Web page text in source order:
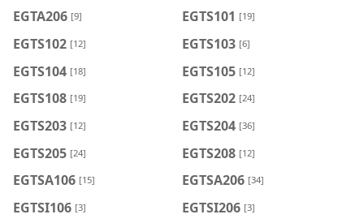
EGTA206 [9] EGTS101 [19]
EGTS102 [12] EGTS103 [6]
EGTS104 [18] EGTS105 [12]
EGTS108 [19] EGTS202 [24]
EGTS203 [12] EGTS204 [36]
EGTS205 [24] EGTS208 [12]
EGTSA106 [15] EGTSA206 [34]
EGTSI106 [3] EGTSI206 [3]